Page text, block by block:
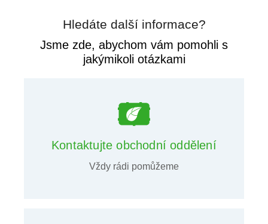
Hledáte další informace?
Jsme zde, abychom vám pomohli s
jakýmikoli otázkami
Kontaktujte obchodní oddělení
Vždy rádi pomůžeme